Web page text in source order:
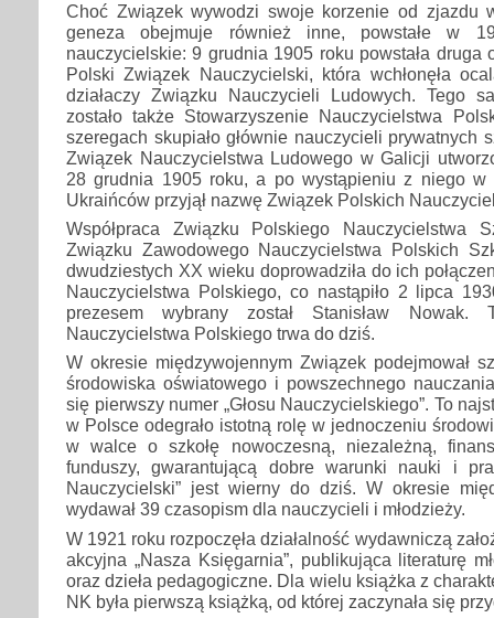
Choć Związek wywodzi swoje korzenie od zjazdu
geneza obejmuje również inne, powstałe w
nauczycielskie: 9 grudnia 1905 roku powstała druga
Polski Związek Nauczycielski, która wchłonęła
działaczy Związku Nauczycieli Ludowych. Tego
zostało także Stowarzyszenie Nauczycielstwa
szeregach skupiało głównie nauczycieli prywatnych
Związek Nauczycielstwa Ludowego w Galicji
28 grudnia 1905 roku, a po wystąpieniu z niego w
Ukraińców przyjął nazwę Związek Polskich
Współpraca Związku Polskiego Nauczycielstwa
Związku Zawodowego Nauczycielstwa Polskich
dwudziestych XX wieku doprowadziła do ich
Nauczycielstwa Polskiego, co nastąpiło 2 lipca
prezesem wybrany został Stanisław Nowak.
Nauczycielstwa Polskiego trwa do dziś.
W okresie międzywojennym Związek podejmował
środowiska oświatowego i powszechnego
się pierwszy numer „Głosu Nauczycielskiego”. To
w Polsce odegrało istotną rolę w jednoczeniu
w walce o szkołę nowoczesną, niezależną,
funduszy, gwarantującą dobre warunki nauki i
Nauczycielski” jest wierny do dziś. W okresie
wydawał 39 czasopism dla nauczycieli i młodzieży.
W 1921 roku rozpoczęła działalność wydawniczą
akcyjna „Nasza Księgarnia”, publikująca literaturę
oraz dzieła pedagogiczne. Dla wielu książka z
NK była pierwszą książką, od której zaczynała się